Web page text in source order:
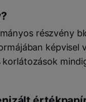
részvény
képvisel